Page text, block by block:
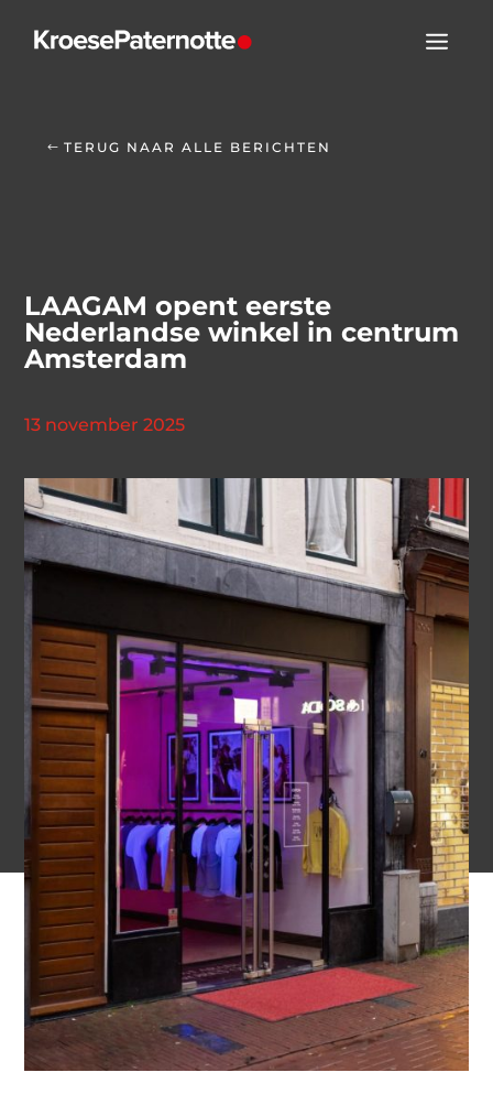
TERUG NAAR ALLE BERICHTEN
LAAGAM opent eerste
Nederlandse winkel in centrum
Amsterdam
13 november 2025